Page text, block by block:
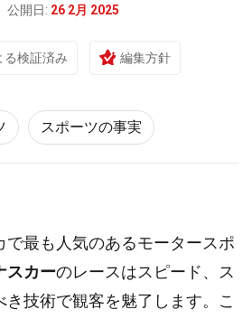
公開日: 26 2月 2025
る検証済み 編集方針
スポーツの事実
で最も人気のあるモータースポ
スカーのレースはスピード、ス
き技術で観客を魅了します。こ